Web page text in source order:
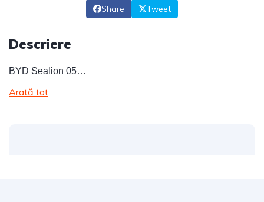
Share Tweet
Descriere
BYD Sealion 05…
Arată tot